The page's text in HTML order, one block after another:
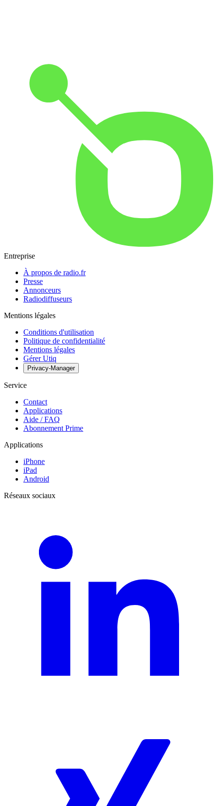
Entreprise
À propos de radio.fr
Presse
Annonceurs
Radiodiffuseurs
Mentions légales
Conditions d'utilisation
Politique de confidentialité
Mentions légales
Gérer Utiq
Privacy-Manager
Service
Contact
Applications
Aide / FAQ
Abonnement Prime
Applications
iPhone
iPad
Android
Réseaux sociaux